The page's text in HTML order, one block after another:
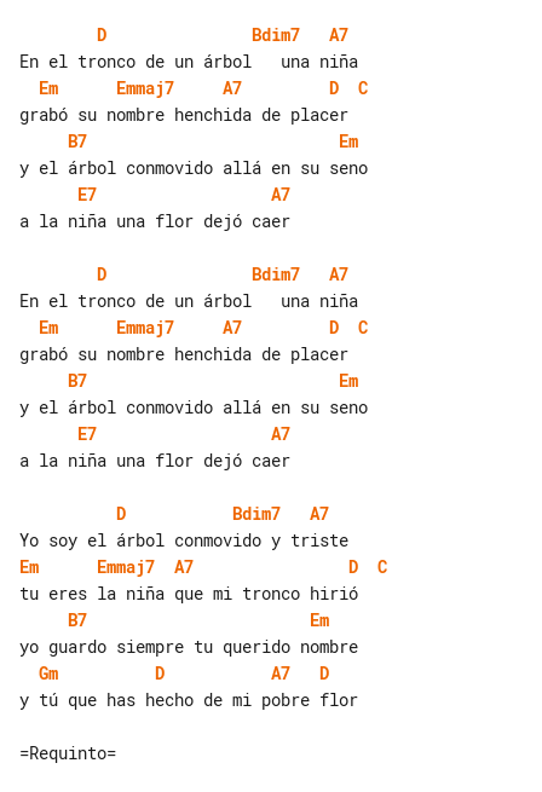
D Bdim7
A7
Em
Emmaj7 A7 D
C
B7
Em
E7
A7
a la niña una flor dejó caer
D Bdim7
A7
Em
Emmaj7 A7 D
C
B7
Em
E7
A7
a la niña una flor dejó caer
D Bdim7
A7
Em
Emmaj7 A7 D
C
B7
Em
Gm
D A7
D
y tú que has hecho de mi pobre flor
=Requinto=